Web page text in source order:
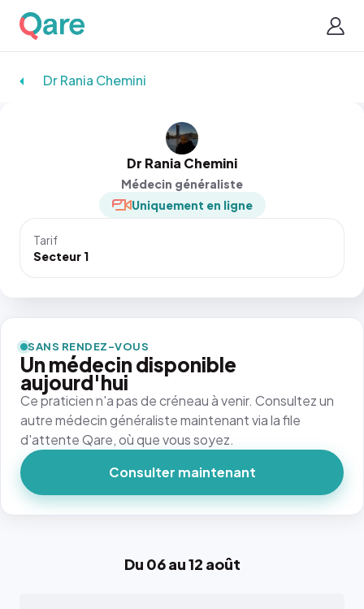
Dr Rania Chemini
Dr Rania Chemini
Médecin généraliste
Uniquement en ligne
Tarif
Secteur 1
Du 06 au 12 août
SANS RENDEZ-VOUS
Un médecin disponible
aujourd'hui
Ce praticien n'a pas de créneau à venir. Consultez un
autre médecin généraliste maintenant via la file
d'attente Qare, où que vous soyez.
Consulter maintenant